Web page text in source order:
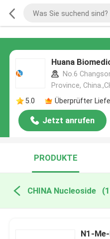
Huana
No.6
Province,
5.0
Überprüfter
Jetzt anrufen
PRODUKTE
CHINA Nucleoside
N1-